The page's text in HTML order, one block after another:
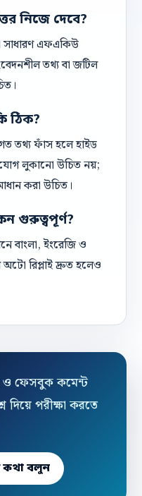
নিজে দেবে?
সাধারণ এফএকিউ
তথ্য বা জটিল
ঠিক?
তথ্য ফাঁস হলে হাইড
লুকানো উচিত নয়;
করা উচিত।
গুরুত্বপূর্ণ?
বাংলা, ইংরেজি ও
অটো রিপ্লাই দ্রুত হলেও
ও ফেসবুক কমেন্ট
দিয়ে পরীক্ষা করতে
কথা বলুন